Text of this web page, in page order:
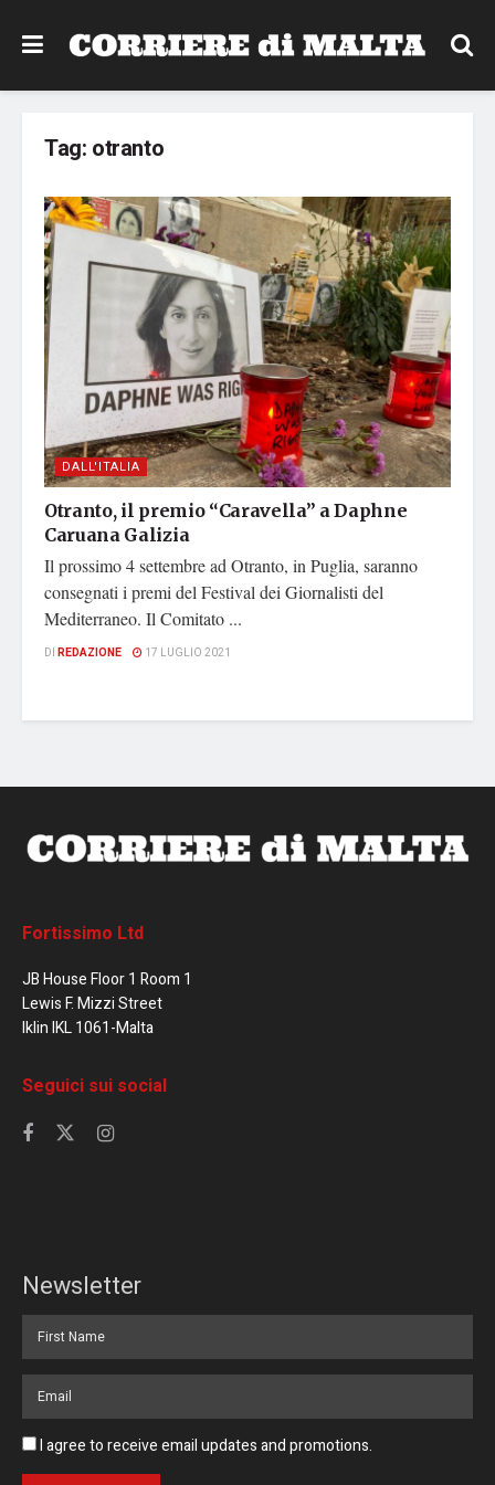
Tag: otranto
DALL'ITALIA
Otranto, il premio “Caravella” a Daphne
Caruana Galizia
Il prossimo 4 settembre ad Otranto, in Puglia, saranno
consegnati i premi del Festival dei Giornalisti del
Mediterraneo. Il Comitato ...
DI REDAZIONE 17 LUGLIO 2021
Fortissimo Ltd
JB House Floor 1 Room 1
Lewis F. Mizzi Street
Iklin IKL 1061-Malta
Seguici sui social
Newsletter
I agree to receive email updates and promotions.